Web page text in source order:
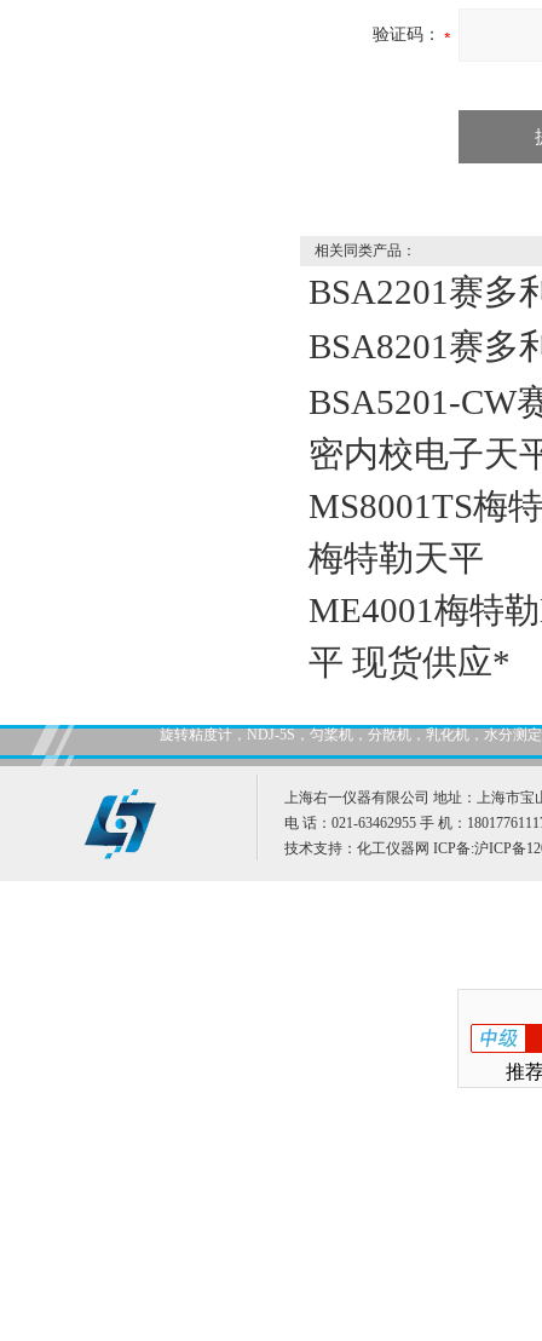
验证码：
相关同类产品：
BSA2201赛多
BSA8201赛多
BSA5201-CW
密内校电子天
MS8001TS梅
梅特勒天平
ME4001梅特
平 现货供应*
旋转粘度计，NDJ-5S，匀桨机，分散机，乳化机，水分测
上海右一仪器有限公司 地址：上海市宝
电 话：021-63462955 手 机：
技术支持： 化工仪器网 ICP备:沪ICP备
推